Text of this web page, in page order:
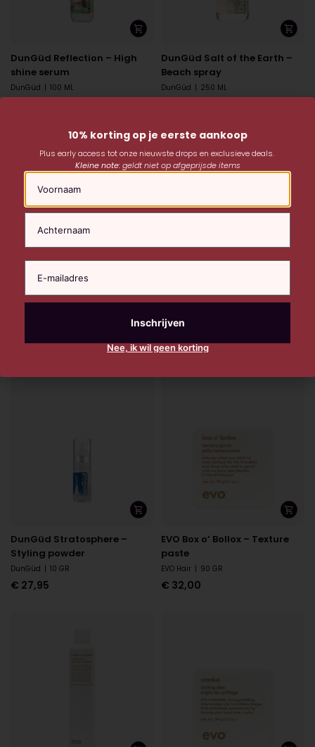
DunGüd Reflection – High
shine serum
DunGüd | 100 ML
DunGüd Salt of the Earth –
Beach spray
DunGüd | 250 ML
DunGüd Sideshow – Styling
27,95
DunGüd Loose Cannon –
DunGüd
€27,95
DunGüd Stratosphere –
Styling powder
DunGüd | 10 GR
€ 27,95
EVO Box o’ Bollox – Texture
paste
EVO Hair | 90 GR
€ 32,00
10% korting op je eerste aankoop
Plus early access tot onze nieuwste drops en exclusieve deals.
Kleine note:geldt niet op afgeprijsde items
Naam
Nee, ik wil geen korting